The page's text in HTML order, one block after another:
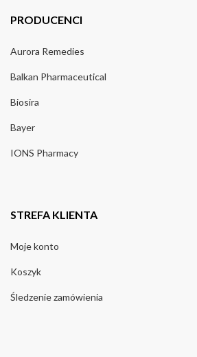
PRODUCENCI
Aurora Remedies
Balkan Pharmaceutical
Biosira
Bayer
IONS Pharmacy
STREFA KLIENTA
Moje konto
Koszyk
Śledzenie zamówienia